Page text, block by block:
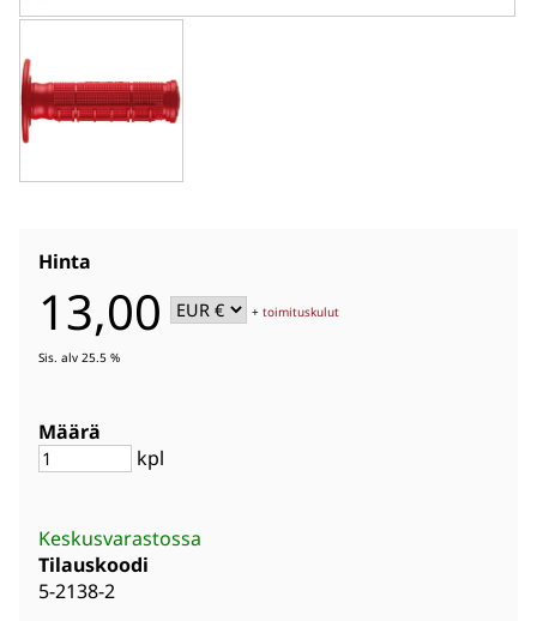
Hinta
13,00 +toimituskulut
Sis. alv 25.5 %
Määrä
kpl
Keskusvarastossa
Tilauskoodi
5-2138-2